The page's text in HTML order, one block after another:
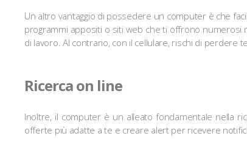
Un altro vantaggio di possedere un computer è che
programmi appositi o siti web che ti offrono numerosi
di lavoro. Al contrario, con il cellulare, rischi di
Ricerca on line
Inoltre, il computer è un alleato fondamentale nella
offerte più adatte a te e creare alert per ricevere